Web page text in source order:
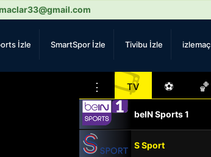
İzle SmartSpor İzle Tivibu İzle izlemaç
⋮ 📺
TV ⚽ 🏀
beIN Sports 1
S Sport